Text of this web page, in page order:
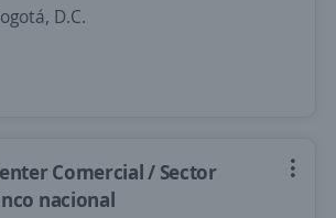
D.C.
Comercial / Sector
nacional